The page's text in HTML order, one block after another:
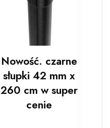
Nowość. czarne
słupki 42 mm x
260 cm w super
cenie